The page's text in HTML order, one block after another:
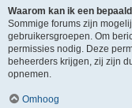
Waarom kan ik een
Sommige forums zijn
gebruikersgroepen. Om
permissies nodig. Deze
beheerders krijgen, zij zijn
opnemen.
Omhoog